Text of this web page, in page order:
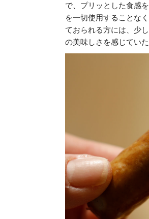
で、プリッとした食感
を一切使用することな
ておられる方には、少
の美味しさを感じてい